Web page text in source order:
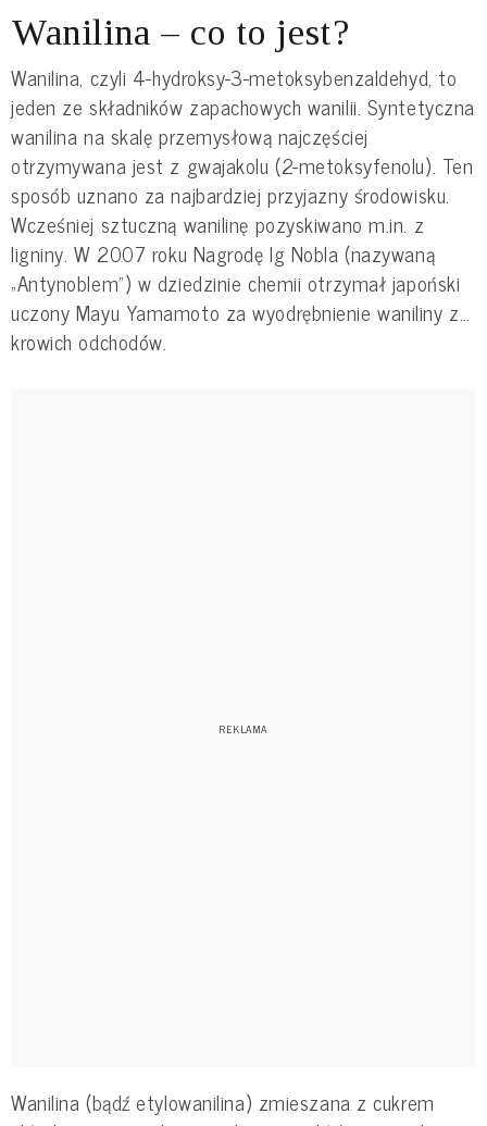
Wanilina – co to jest?
Wanilina, czyli 4-hydroksy-3-metoksybenzaldehyd, to
jeden ze składników zapachowych wanilii. Syntetyczna
wanilina na skalę przemysłową najczęściej
otrzymywana jest z gwajakolu (2-metoksyfenolu). Ten
sposób uznano za najbardziej przyjazny środowisku.
Wcześniej sztuczną wanilinę pozyskiwano m.in. z
ligniny. W 2007 roku Nagrodę Ig Nobla (nazywaną
„Antynoblem”) w dziedzinie chemii otrzymał japoński
uczony Mayu Yamamoto za wyodrębnienie waniliny z…
krowich odchodów.
Wanilina (bądź etylowanilina) zmieszana z cukrem